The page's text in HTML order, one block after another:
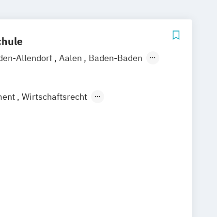
Allendorf Aalen
Baden-Baden
Wiesbaden
Regenstauf
Wirtschaftsrecht